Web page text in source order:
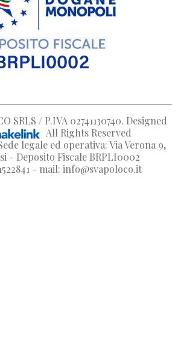
SRLS / P.IVA 02741130740. Designed
All Rights Reserved
legale ed operativa: Via Verona 9,
- Deposito Fiscale BRPLI0002
- mail: info@svapoloco.it